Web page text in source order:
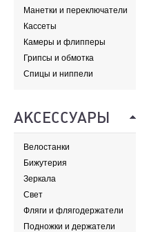
Манетки и переключатели
Кассеты
Камеры и флипперы
Грипсы и обмотка
Спицы и ниппели
АКСЕССУАРЫ
Велостанки
Бижутерия
Зеркала
Свет
Фляги и флягодержатели
Подножки и держатели